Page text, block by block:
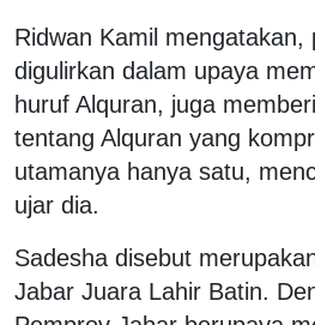
Ridwan Kamil mengatakan,
digulirkan dalam upaya
huruf Alquran, juga
tentang Alquran yang
utamanya hanya satu,
ujar dia.
Sadesha disebut
Jabar Juara Lahir Batin.